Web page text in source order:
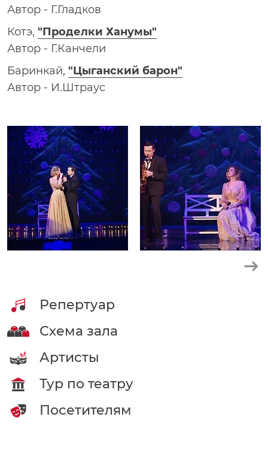
Автор - Г.Гладков
Котэ, "Проделки Ханумы"
Автор - Г.Канчели
Баринкай, "Цыганский барон"
Автор - И.Штраус
Репертуар
Схема зала
Артисты
Тур по театру
Посетителям